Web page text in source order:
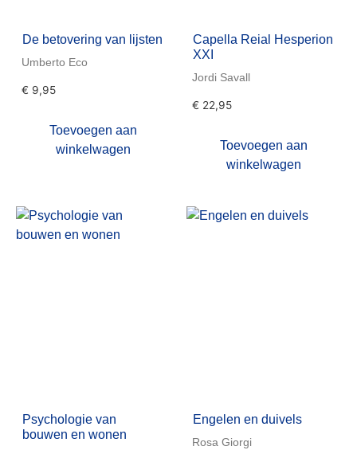
De betovering van lijsten
Umberto Eco
€ 9,95
Toevoegen aan
winkelwagen
Capella Reial Hesperion
XXI
Jordi Savall
€ 22,95
Toevoegen aan
winkelwagen
Psychologie van
bouwen en wonen
Engelen en duivels
Rosa Giorgi